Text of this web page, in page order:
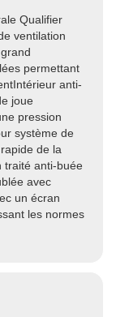
Qualifier
ventilation
permettant
anti-
joue
pression
système de
de la
traité anti-buée
avec
un écran
les normes